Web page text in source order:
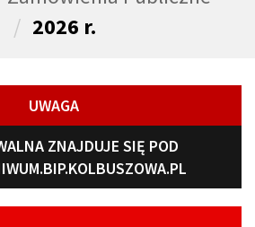
2026 r.
UWAGA
ZNAJDUJE SIĘ POD